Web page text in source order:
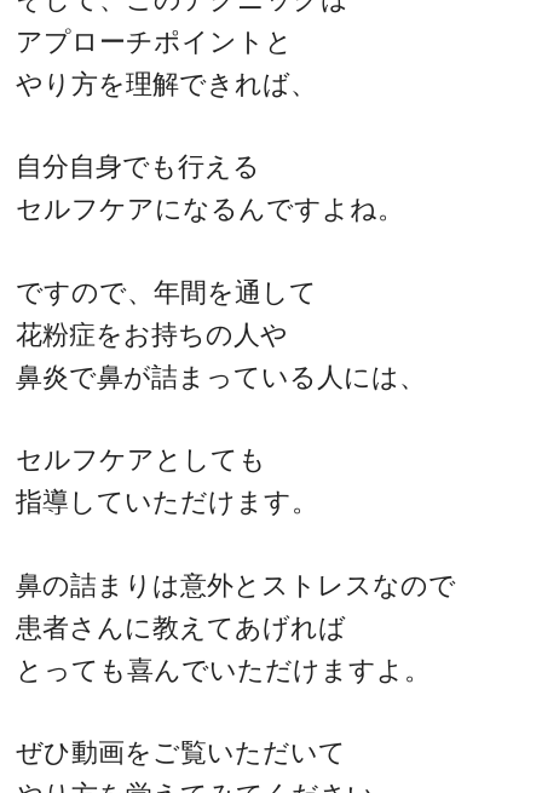
アプローチポイントと
やり方を理解できれば、
自分自身でも行える
セルフケアになるんですよね。
ですので、年間を通して
花粉症をお持ちの人や
鼻炎で鼻が詰まっている人には、
セルフケアとしても
指導していただけます。
鼻の詰まりは意外とストレスなので
患者さんに教えてあげれば
とっても喜んでいただけますよ。
ぜひ動画をご覧いただいて